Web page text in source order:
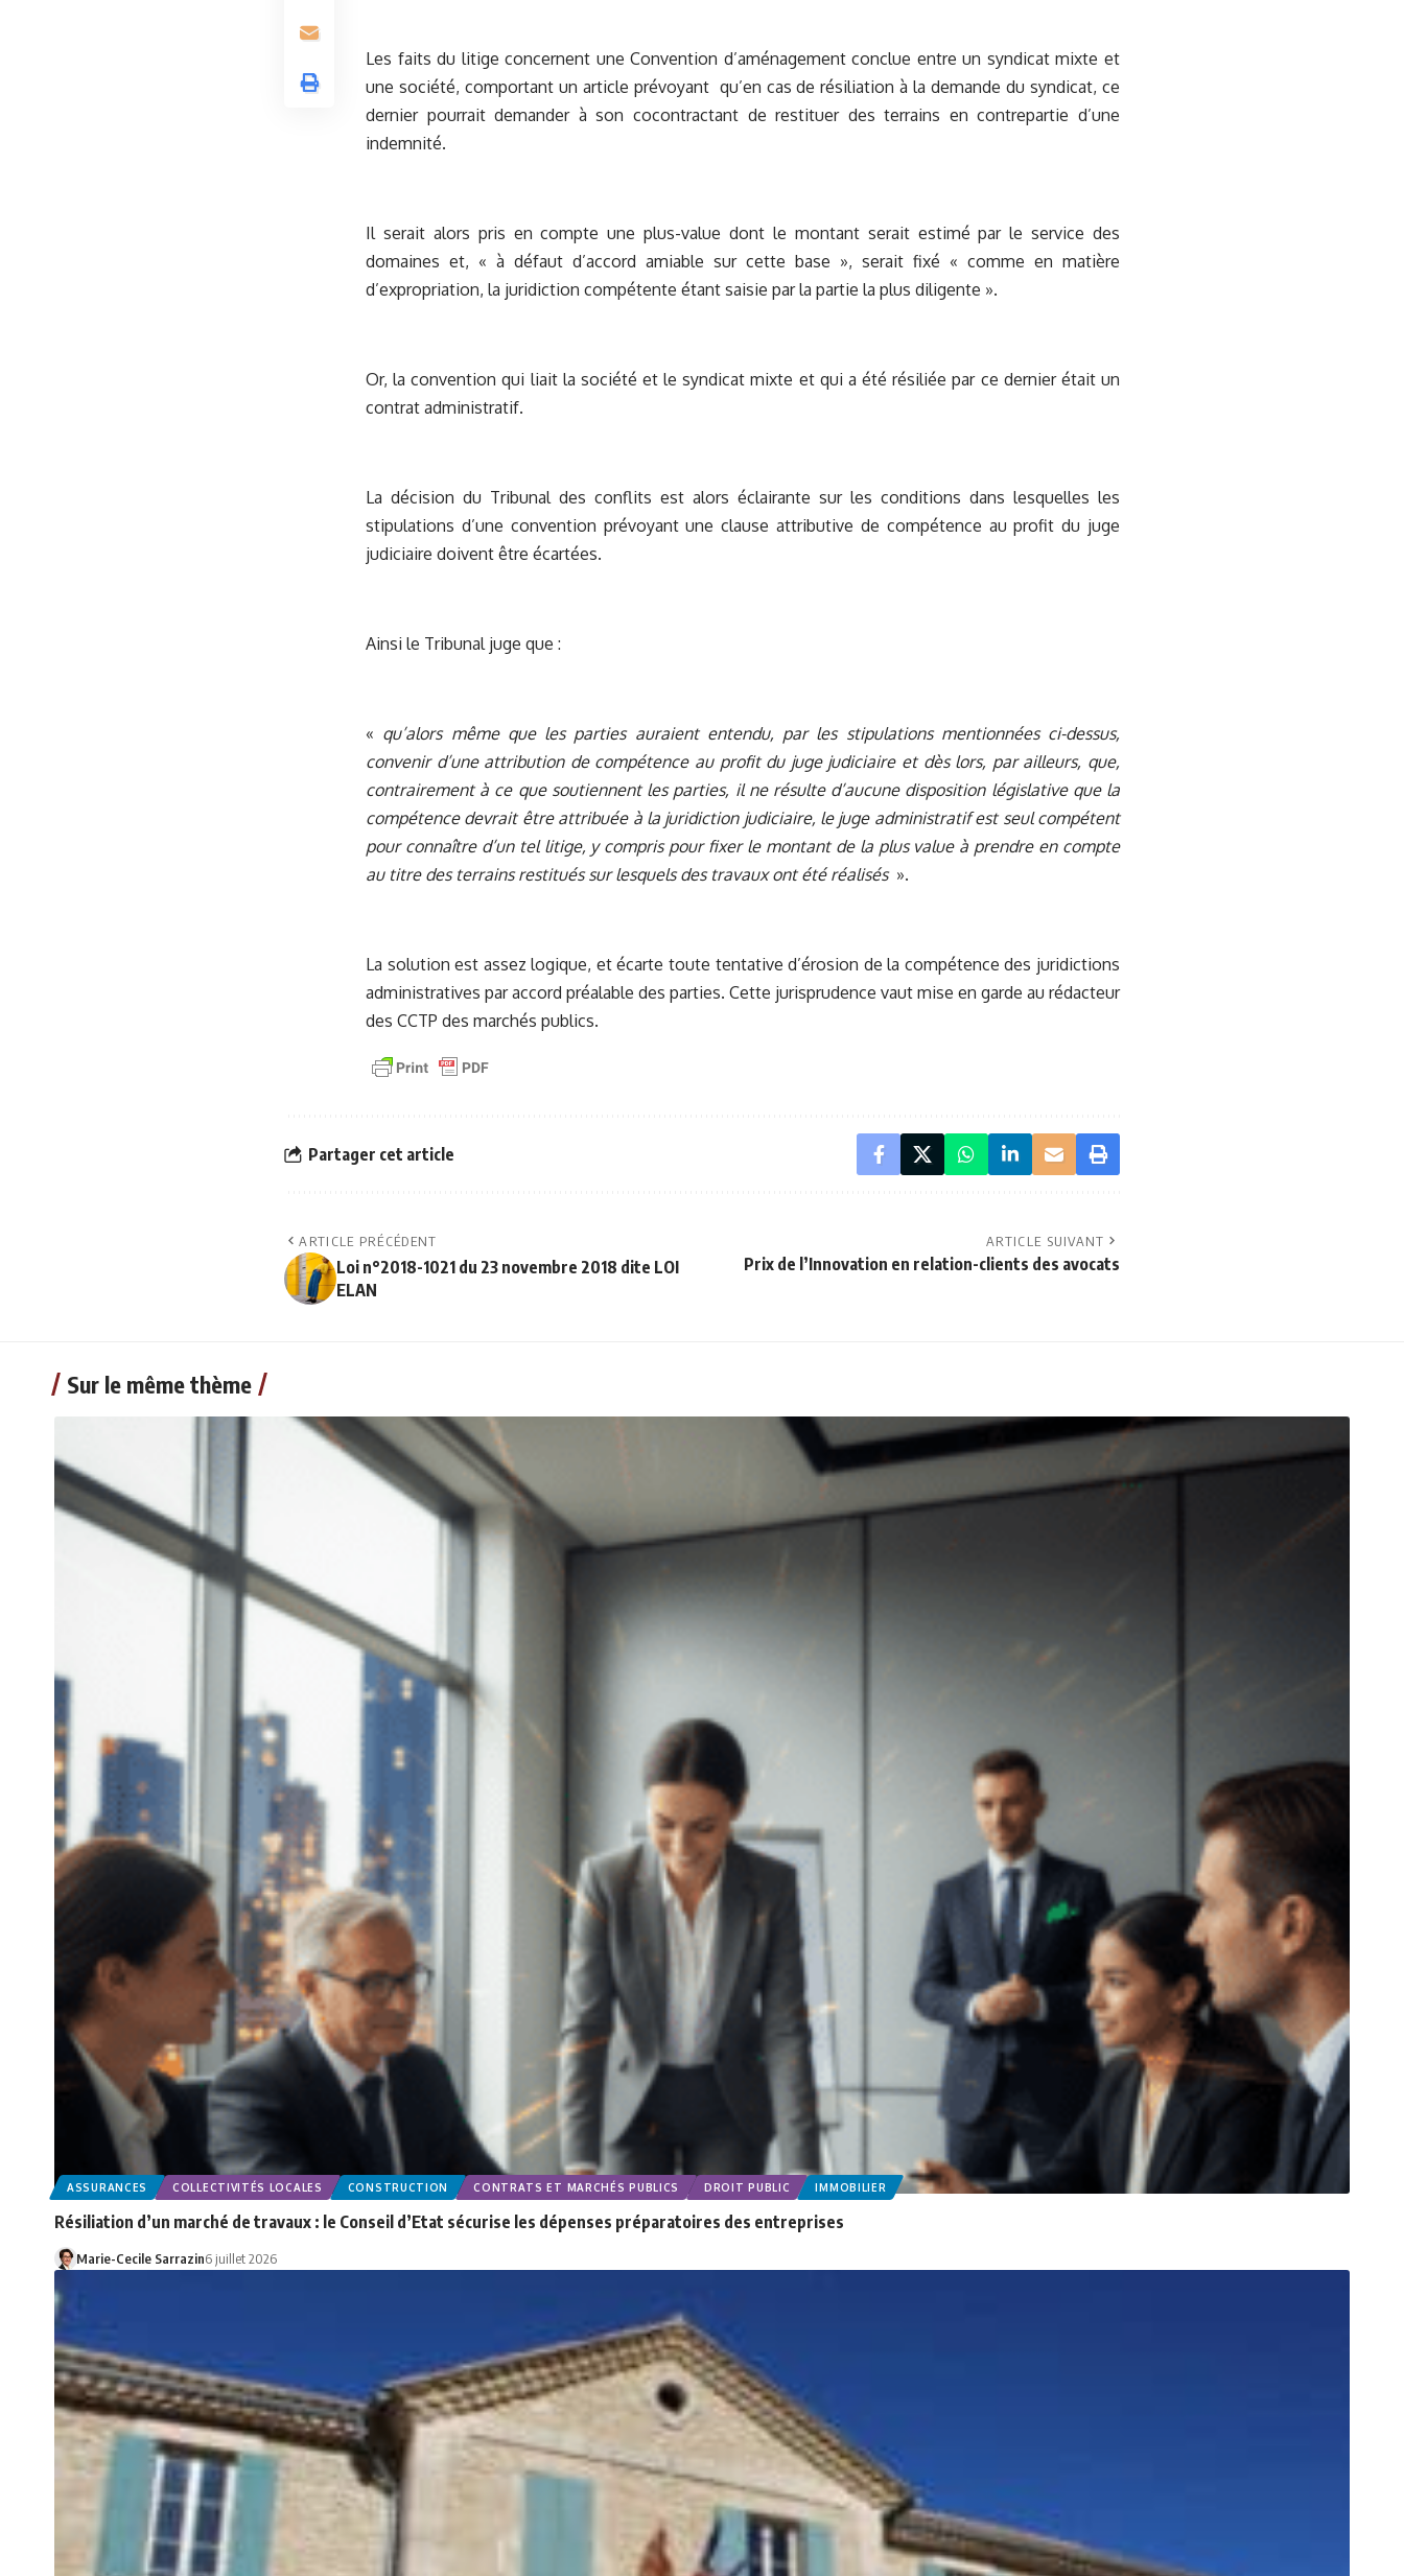
Les faits du litige concernent une Convention d’aménagement conclue entre un syndicat mixte et
une société, comportant un article prévoyant qu’en cas de résiliation à la demande du syndicat, ce
dernier pourrait demander à son cocontractant de restituer des terrains en contrepartie d’une
indemnité.
Il serait alors pris en compte une plus-value dont le montant serait estimé par le service des
domaines et, « à défaut d’accord amiable sur cette base », serait fixé « comme en matière
d’expropriation, la juridiction compétente étant saisie par la partie la plus diligente ».
Or, la convention qui liait la société et le syndicat mixte et qui a été résiliée par ce dernier était un
contrat administratif.
La décision du Tribunal des conflits est alors éclairante sur les conditions dans lesquelles les
stipulations d’une convention prévoyant une clause attributive de compétence au profit du juge
judiciaire doivent être écartées.
Ainsi le Tribunal juge que :
« qu’alors même que les parties auraient entendu, par les stipulations mentionnées ci-dessus,
convenir d’une attribution de compétence au profit du juge judiciaire et dès lors, par ailleurs, que,
contrairement à ce que soutiennent les parties, il ne résulte d’aucune disposition législative que la
compétence devrait être attribuée à la juridiction judiciaire, le juge administratif est seul compétent
pour connaître d’un tel litige, y compris pour fixer le montant de la plus value à prendre en compte
au titre des terrains restitués sur lesquels des travaux ont été réalisés ».
La solution est assez logique, et écarte toute tentative d’érosion de la compétence des juridictions
administratives par accord préalable des parties. Cette jurisprudence vaut mise en garde au rédacteur
des CCTP des marchés publics.
Partager cet article
ARTICLE PRÉCÉDENT
Loi n°2018-1021 du 23 novembre 2018 dite LOI
ELAN
ARTICLE SUIVANT
Prix de l’Innovation en relation-clients des avocats
Sur le même thème
ASSURANCES COLLECTIVITÉS LOCALES CONSTRUCTION CONTRATS ET MARCHÉS PUBLICS DROIT PUBLIC IMMOBILIER
Résiliation d’un marché de travaux : le Conseil d’Etat sécurise les dépenses préparatoires des entreprises
Marie-Cecile Sarrazin6 juillet 2026